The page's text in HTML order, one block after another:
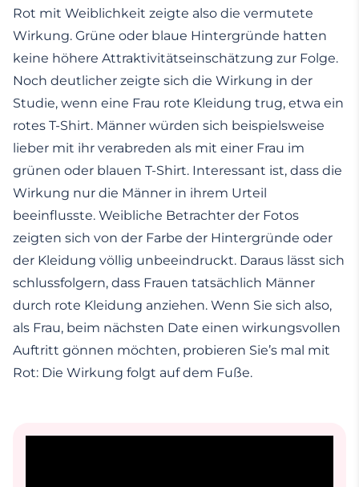
Rot mit Weiblichkeit zeigte also die vermutete
Wirkung. Grüne oder blaue Hintergründe hatten
keine höhere Attraktivitätseinschätzung zur Folge.
Noch deutlicher zeigte sich die Wirkung in der
Studie, wenn eine Frau rote Kleidung trug, etwa ein
rotes T-Shirt. Männer würden sich beispielsweise
lieber mit ihr verabreden als mit einer Frau im
grünen oder blauen T-Shirt. Interessant ist, dass die
Wirkung nur die Männer in ihrem Urteil
beeinflusste. Weibliche Betrachter der Fotos
zeigten sich von der Farbe der Hintergründe oder
der Kleidung völlig unbeeindruckt. Daraus lässt sich
schlussfolgern, dass Frauen tatsächlich Männer
durch rote Kleidung anziehen. Wenn Sie sich also,
als Frau, beim nächsten Date einen wirkungsvollen
Auftritt gönnen möchten, probieren Sie’s mal mit
Rot: Die Wirkung folgt auf dem Fuße.